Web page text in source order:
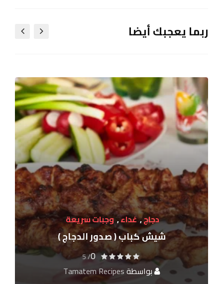
ربما يعجبك أيضا
دجاج,غداء,وجبات سريعة
شيش كباب ( صدور الدجاج )
0
/ 5
بواسطةTamatem Recipes